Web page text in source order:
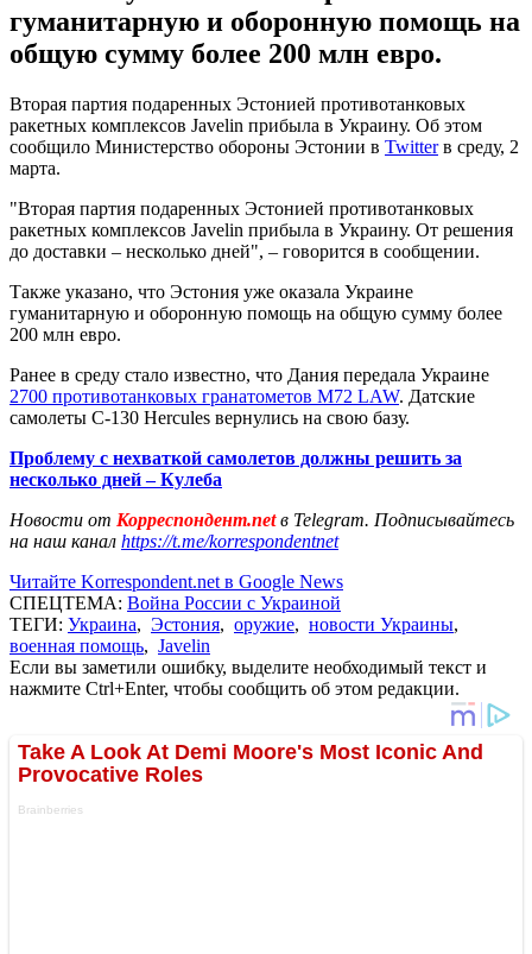
гуманитарную и оборонную помощь на
общую сумму более 200 млн евро.
Вторая партия подаренных Эстонией противотанковых
ракетных комплексов Javelin прибыла в Украину. Об этом
сообщило Министерство обороны Эстонии в Twitterв среду, 2
марта.
"Вторая партия подаренных Эстонией противотанковых
ракетных комплексов Javelin прибыла в Украину. От решения
до доставки – несколько дней", – говорится в сообщении.
Также указано, что Эстония уже оказала Украине
гуманитарную и оборонную помощь на общую сумму более
200 млн евро.
Ранее в среду стало известно, что Дания передала Украине
2700 противотанковых гранатометов M72 LAW. Датские
самолеты С-130 Hercules вернулись на свою базу.
Проблему с нехваткой самолетов должны решить за
несколько дней – Кулеба
Новости от Корреспондент.netв Telegram. Подписывайтесь
на наш канал https://t.me/korrespondentnet
Читайте Korrespondent.net в Google News
СПЕЦТЕМА: Война России с Украиной
ТЕГИ: Украина, Эстония, оружие, новости Украины,
военная помощь, Javelin
Если вы заметили ошибку, выделите необходимый текст и
нажмите Ctrl+Enter, чтобы сообщить об этом редакции.